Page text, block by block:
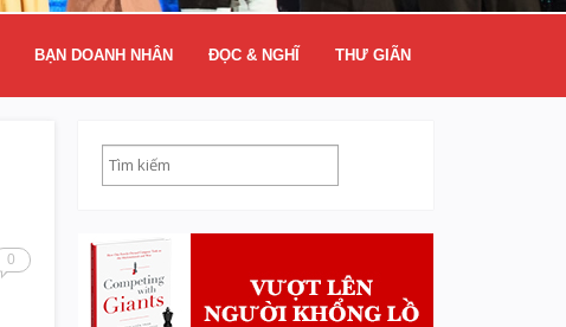
BẠN DOANH NHÂN ĐỌC & NGHĨ THƯ GIÃN
0